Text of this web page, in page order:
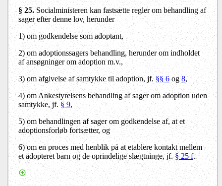
§ 25.Socialministeren kan fastsætte regler om behandling af
sager efter denne lov, herunder
1) om godkendelse som adoptant,
2) om adoptionssagers behandling, herunder om indholdet
af ansøgninger om adoption m.v.,
3) om afgivelse af samtykke til adoption, jf. §§ 6og 8,
4) om Ankestyrelsens behandling af sager om adoption uden
samtykke, jf. § 9,
5) om behandlingen af sager om godkendelse af, at et
adoptionsforløb fortsætter, og
6) om en proces med henblik på at etablere kontakt mellem
et adopteret barn og de oprindelige slægtninge, jf.§ 25 f.